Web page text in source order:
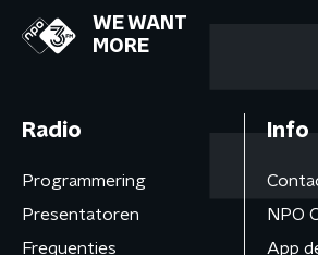
WE WANT
MORE
Radio
Programmering
Presentatoren
Frequenties
Info
NPO
App